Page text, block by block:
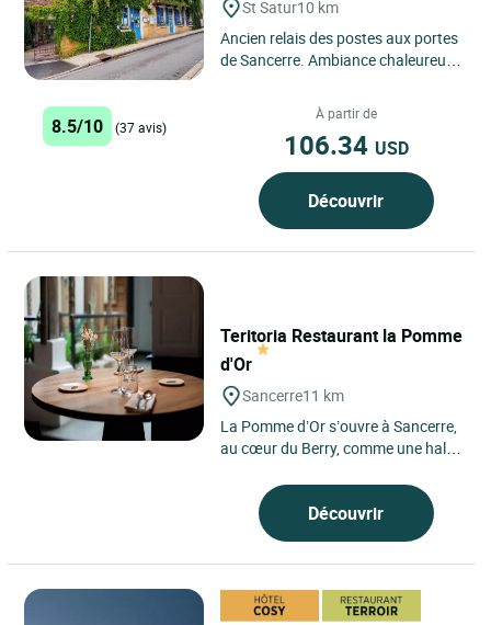
St Satur10 km
Ancien relais des postes aux portes
de Sancerre. Ambiance chaleureuse
bourgeoise. Terrasse...
8.5/10 (37 avis)
À partir de
106.34 USD
Découvrir
Teritoria Restaurant la Pomme
d'Or
Sancerre11 km
La Pomme d’Or s’ouvre à Sancerre,
au cœur du Berry, comme une halte
et collines,...
Découvrir